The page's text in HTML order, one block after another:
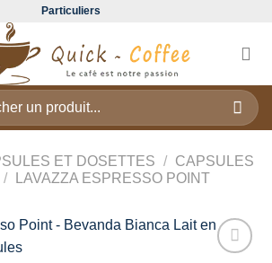
Particuliers
ET DOSETTES /
CAPSULES
/ LAVAZZA ESPRESSO POINT